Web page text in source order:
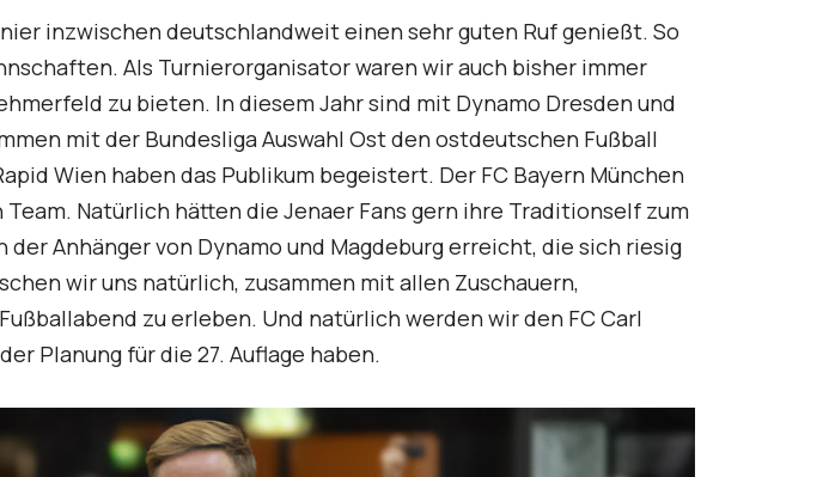
inzwischen deutschlandweit einen sehr guten Ruf genießt. So
Als Turnierorganisator waren wir auch bisher immer
zu bieten. In diesem Jahr sind mit Dynamo Dresden und
mit der Bundesliga Auswahl Ost den ostdeutschen Fußball
Wien haben das Publikum begeistert. Der FC Bayern München
Natürlich hätten die Jenaer Fans gern ihre Traditionself zum
Anhänger von Dynamo und Magdeburg erreicht, die sich riesig
wir uns natürlich, zusammen mit allen Zuschauern,
zu erleben. Und natürlich werden wir den FC Carl
Planung für die 27. Auflage haben.